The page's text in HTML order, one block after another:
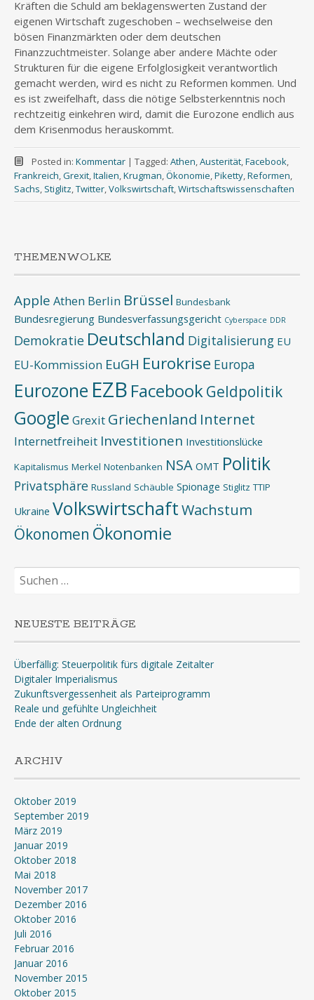
Kräften die Schuld am beklagenswerten Zustand der
eigenen Wirtschaft zugeschoben – wechselweise den
bösen Finanzmärkten oder dem deutschen
Finanzzuchtmeister. Solange aber andere Mächte oder
Strukturen für die eigene Erfolglosigkeit verantwortlich
gemacht werden, wird es nicht zu Reformen kommen. Und
es ist zweifelhaft, dass die nötige Selbsterkenntnis noch
rechtzeitig einkehren wird, damit die Eurozone endlich aus
dem Krisenmodus herauskommt.
Posted in: Kommentar | Tagged: Athen,Austerität,Facebook,
Frankreich,Grexit,Italien,Krugman,Ökonomie,Piketty,Reformen,
Sachs, Stiglitz,Twitter,Volkswirtschaft,Wirtschaftswissenschaften
THEMENWOLKE
Apple Athen Berlin Brüssel Bundesbank
Bundesregierung Bundesverfassungsgericht Cyberspace DDR
Demokratie Deutschland Digitalisierung EU
EU-Kommission EuGH Eurokrise Europa
Eurozone EZB FacebookGeldpolitik
Google Grexit Griechenland Internet
Internetfreiheit Investitionen Investitionslücke
Kapitalismus Merkel Notenbanken NSA OMT Politik
Privatsphäre Russland Schäuble Spionage Stiglitz TTIP
Ukraine VolkswirtschaftWachstum
Ökonomen Ökonomie
Suchen
nach:
NEUESTE BEITRÄGE
Überfällig: Steuerpolitik fürs digitale Zeitalter
Digitaler Imperialismus
Zukunftsvergessenheit als Parteiprogramm
Reale und gefühlte Ungleichheit
Ende der alten Ordnung
ARCHIV
Oktober 2019
September 2019
März 2019
Januar 2019
Oktober 2018
Mai 2018
November 2017
Dezember 2016
Oktober 2016
Juli 2016
Februar 2016
Januar 2016
November 2015
Oktober 2015